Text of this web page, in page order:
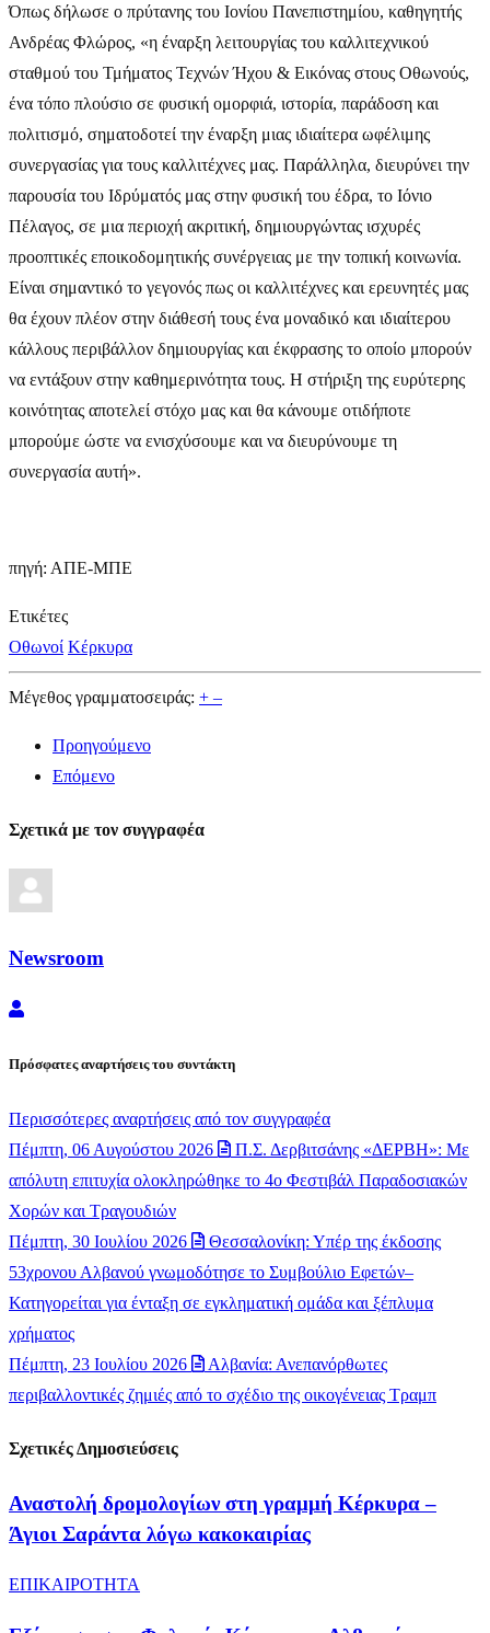
Όπως δήλωσε ο πρύτανης του Ιονίου Πανεπιστημίου, καθηγητής
Ανδρέας Φλώρος, «η έναρξη λειτουργίας του καλλιτεχνικού
σταθμού του Τμήματος Τεχνών Ήχου & Εικόνας στους Οθωνούς,
ένα τόπο πλούσιο σε φυσική ομορφιά, ιστορία, παράδοση και
πολιτισμό, σηματοδοτεί την έναρξη μιας ιδιαίτερα ωφέλιμης
συνεργασίας για τους καλλιτέχνες μας. Παράλληλα, διευρύνει την
παρουσία του Ιδρύματός μας στην φυσική του έδρα, το Ιόνιο
Πέλαγος, σε μια περιοχή ακριτική, δημιουργώντας ισχυρές
προοπτικές εποικοδομητικής συνέργειας με την τοπική κοινωνία.
Είναι σημαντικό το γεγονός πως οι καλλιτέχνες και ερευνητές μας
θα έχουν πλέον στην διάθεσή τους ένα μοναδικό και ιδιαίτερου
κάλλους περιβάλλον δημιουργίας και έκφρασης το οποίο μπορούν
να εντάξουν στην καθημερινότητα τους. Η στήριξη της ευρύτερης
κοινότητας αποτελεί στόχο μας και θα κάνουμε οτιδήποτε
μπορούμε ώστε να ενισχύσουμε και να διευρύνουμε τη
συνεργασία αυτή».
πηγή: ΑΠΕ-ΜΠΕ
Ετικέτες
Οθωνοί Κέρκυρα
Μέγεθος γραμματοσειράς: + –
Προηγούμενο
Επόμενο
Σχετικά με τον συγγραφέα
Newsroom
Newsroom
Πρόσφατες αναρτήσεις του συντάκτη
Περισσότερες αναρτήσεις από τον συγγραφέα
Πέμπτη, 06 Αυγούστου 2026
Π.Σ. Δερβιτσάνης «ΔΕΡΒΗ»: Με
απόλυτη επιτυχία ολοκληρώθηκε το 4ο Φεστιβάλ Παραδοσιακών
Χορών και Τραγουδιών
Πέμπτη, 30 Ιουλίου 2026
Θεσσαλονίκη: Υπέρ της έκδοσης
53χρονου Αλβανού γνωμοδότησε το Συμβούλιο Εφετών–
Κατηγορείται για ένταξη σε εγκληματική ομάδα και ξέπλυμα
χρήματος
Πέμπτη, 23 Ιουλίου 2026
Αλβανία: Ανεπανόρθωτες
περιβαλλοντικές ζημιές από το σχέδιο της οικογένειας Τραμπ
Σχετικές Δημοσιεύσεις
Αναστολή δρομολογίων στη γραμμή Κέρκυρα –
Άγιοι Σαράντα λόγω κακοκαιρίας
ΕΠΙΚΑΙΡΟΤΗΤΑ